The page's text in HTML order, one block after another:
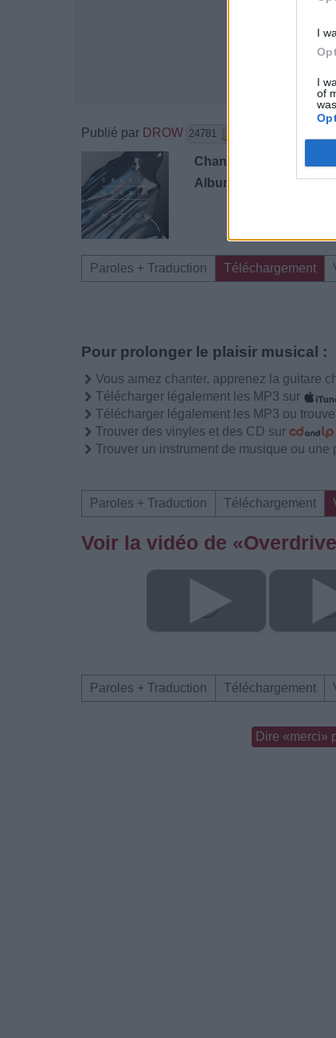
I
I
of
Publié par DROW 24781
Chanteurs :
Albums :
Paroles + Traduction Téléchargement
Pour prolonger le plaisir musical :
Vous aimez chanter, apprenez la guitare
Télécharger légalement les MP3 sur
Télécharger légalement les MP3 ou
Trouver des vinyles et des CD sur
Trouver un instrument de musique ou
Paroles + Traduction Téléchargement
Voir la vidéo de
Paroles + Traduction Téléchargement
Dire «merci»